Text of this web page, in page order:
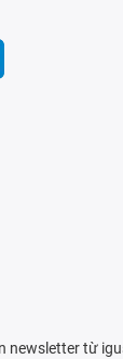
newsletter từ